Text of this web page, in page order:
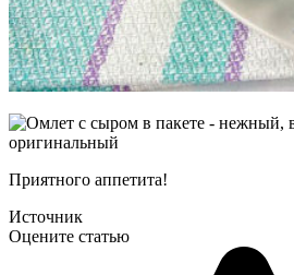
Приятного аппетита!
Источник
Оцените статью